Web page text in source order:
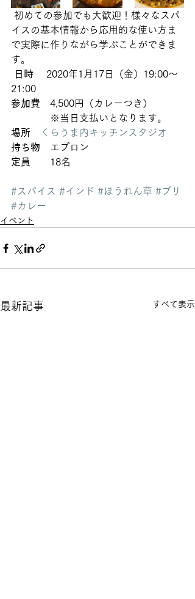
イスの基本情報から応用的な使い方ま
で実際に作りながら学ぶことができま
す。
日時 2020年1月17日（金）19:00～
21:00
参加費 4,500円（カレーつき）
※当日支払いとなります。
場所
くらうま内キッチンスタジオ
持ち物 エプロン
定員
18名
#スパイス #インド #ほうれん草 #ブリ
#カレー
イベント
最新記事 すべて表示